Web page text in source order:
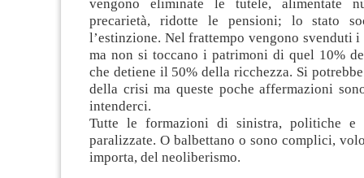
vengono eliminate le tutele, alimentate
precarietà, ridotte le pensioni; lo stato
l’estinzione. Nel frattempo vengono svenduti
ma non si toccano i patrimoni di quel 10%
che detiene il 50% della ricchezza. Si
della crisi ma queste poche affermazioni
intenderci.
Tutte le formazioni di sinistra, politiche e
paralizzate. O balbettano o sono complici,
importa, del neoliberismo.